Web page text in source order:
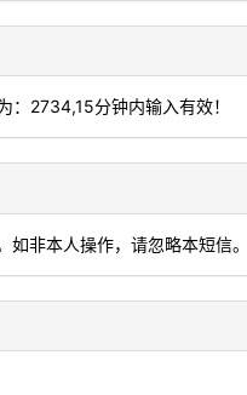
：2734,15分钟内输入有效！
如非本人操作，请忽略本短信。